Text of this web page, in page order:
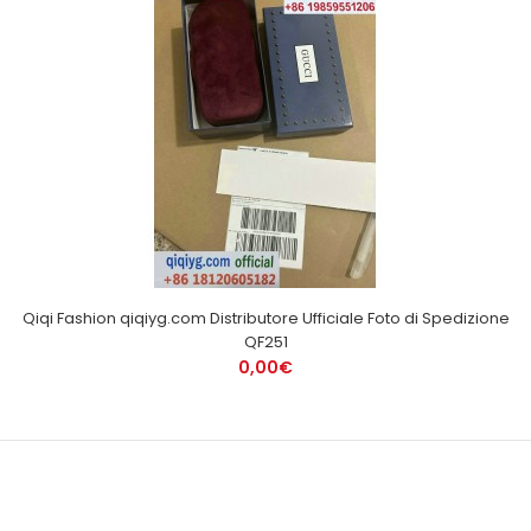
Qiqi Fashion qiqiyg.com Distributore Ufficiale Foto di Spedizione
QF251
0,00€